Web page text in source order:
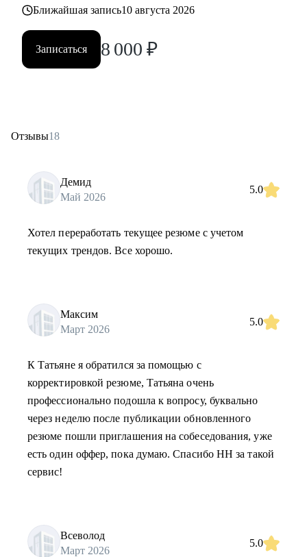
Ближайшая запись10 августа 2026
Записаться 8 000 ₽
Отзывы18
Демид
Май 2026
5.0
Хотел переработать текущее резюме с учетом
текущих трендов. Все хорошо.
Максим
Март 2026
5.0
К Татьяне я обратился за помощью с
корректировкой резюме, Татьяна очень
профессионально подошла к вопросу, буквально
через неделю после публикации обновленного
резюме пошли приглашения на собеседования, уже
есть один оффер, пока думаю. Спасибо HH за такой
сервис!
Всеволод
Март 2026
5.0